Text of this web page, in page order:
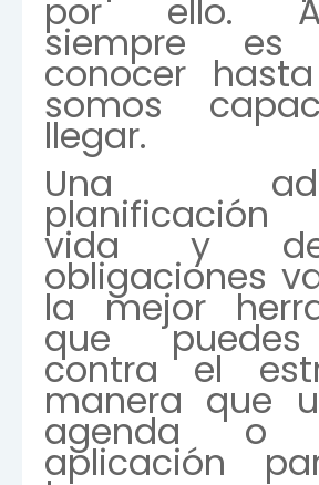
por ello.
siempre es
conocer
somos
llegar.
Una
vida y
obligaciones
la mejor
que
contra el
manera que
agenda o
aplicación